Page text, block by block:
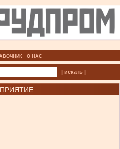
О НАС
| искать |